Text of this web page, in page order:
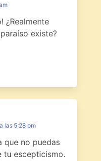
¿Realmente
existe?
las 5:28 pm
que no puedas
tu escepticismo.